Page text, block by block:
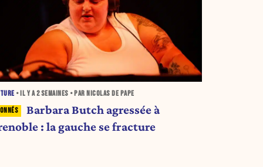
• IL Y A2 SEMAINES • PAR NICOLAS DE PAPE
Barbara Butch agressée à
: la gauche se fracture